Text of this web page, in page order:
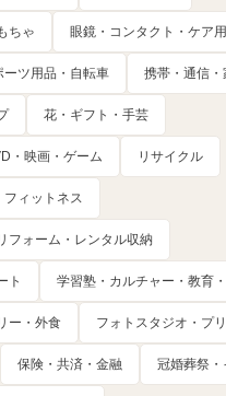
ちゃ 眼鏡・コンタクト・ケア
ーツ用品・自転車 携帯・通信・
花・ギフト・手芸
・映画・ゲーム リサイクル
ィットネス
フォーム・レンタル収納
ト 学習塾・カルチャー・教育
ー・外食 フォトスタジオ・プ
保険・共済・金融 冠婚葬祭・